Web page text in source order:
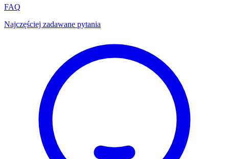
FAQ
Najczęściej zadawane pytania